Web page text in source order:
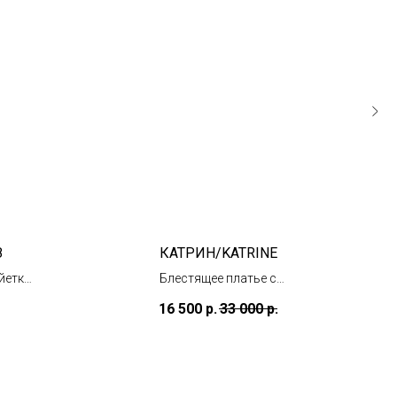
КАТРИН/KATRINE
Блестящее платье с
(в наличии в основном
16 500 р.33 000 р.